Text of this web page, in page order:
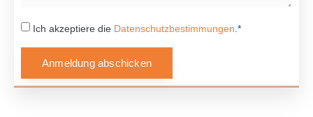
Ich akzeptiere die Datenschutzbestimmungen .*
Anmeldung abschicken